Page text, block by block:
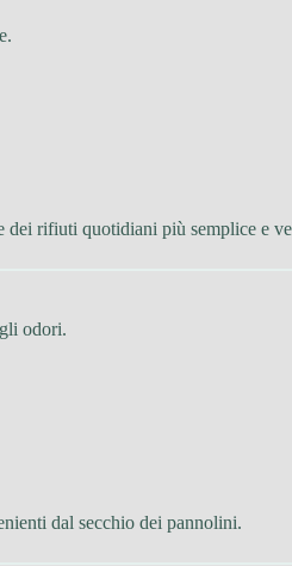
dei rifiuti quotidiani più semplice e
odori.
dal secchio dei pannolini.